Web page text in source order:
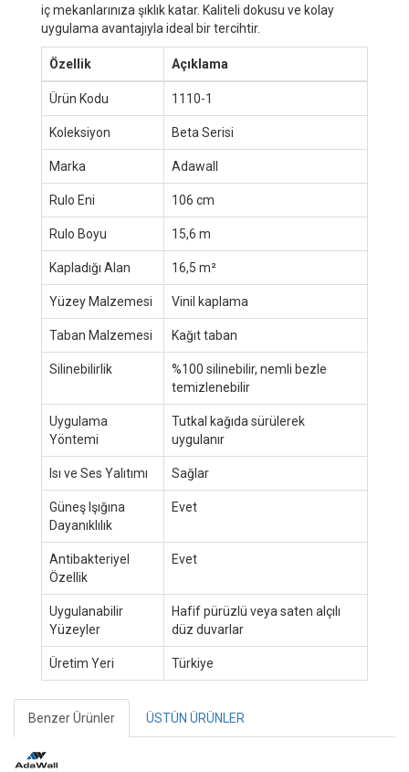
iç mekanlarınıza şıklık katar. Kaliteli dokusu ve kolay
uygulama avantajıyla ideal bir tercihtir.
Özellik Açıklama
Ürün Kodu 1110-1
Koleksiyon Beta Serisi
Marka Adawall
Rulo Eni 106 cm
Rulo Boyu 15,6 m
Kapladığı Alan 16,5 m²
Yüzey Malzemesi Vinil kaplama
Taban Malzemesi Kağıt taban
Silinebilirlik
%100 silinebilir, nemli bezle
temizlenebilir
Uygulama
Yöntemi
Tutkal kağıda sürülerek
uygulanır
Isı ve Ses Yalıtımı Sağlar
Güneş Işığına
Dayanıklılık
Evet
Antibakteriyel
Özellik
Evet
Uygulanabilir
Yüzeyler
Hafif pürüzlü veya saten alçılı
düz duvarlar
Üretim Yeri Türkiye
Benzer Ürünler ÜSTÜN ÜRÜNLER